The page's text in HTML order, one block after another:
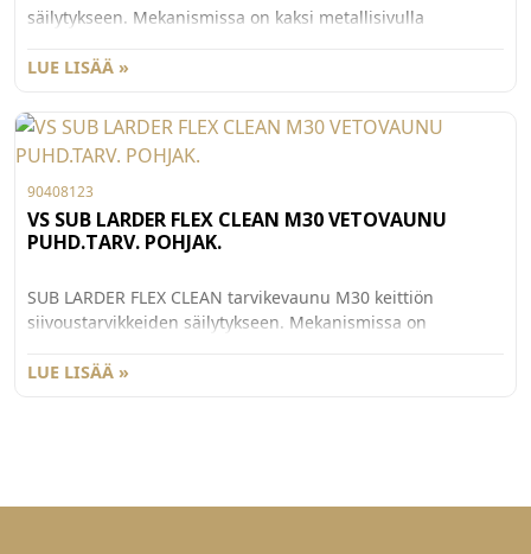
säilytykseen. Mekanismissa on kaksi metallisivulla
kumimatto. Etusarjakiinnitteinen mekanismi asennetaan
40kg ja lokerikkojen 10kg.
LUE LISÄÄ »
90408123
VS SUB LARDER FLEX CLEAN M30 VETOVAUNU
PUHD.TARV. POHJAK.
SUB LARDER FLEX CLEAN tarvikevaunu M30 keittiön
siivoustarvikkeiden säilytykseen. Mekanismissa on
leveä, matalampi kapea ja kaulus korkeammille tavaroille,
LUE LISÄÄ »